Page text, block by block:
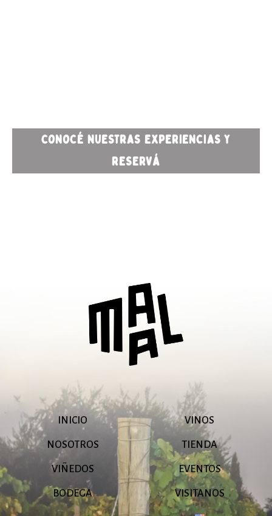
CONOCÉ NUESTRAS EXPERIENCIAS Y
RESERVÁ
INICIO
NOSOTROS
VIÑEDOS
BODEGA
VINOS
TIENDA
EVENTOS
VISITANOS